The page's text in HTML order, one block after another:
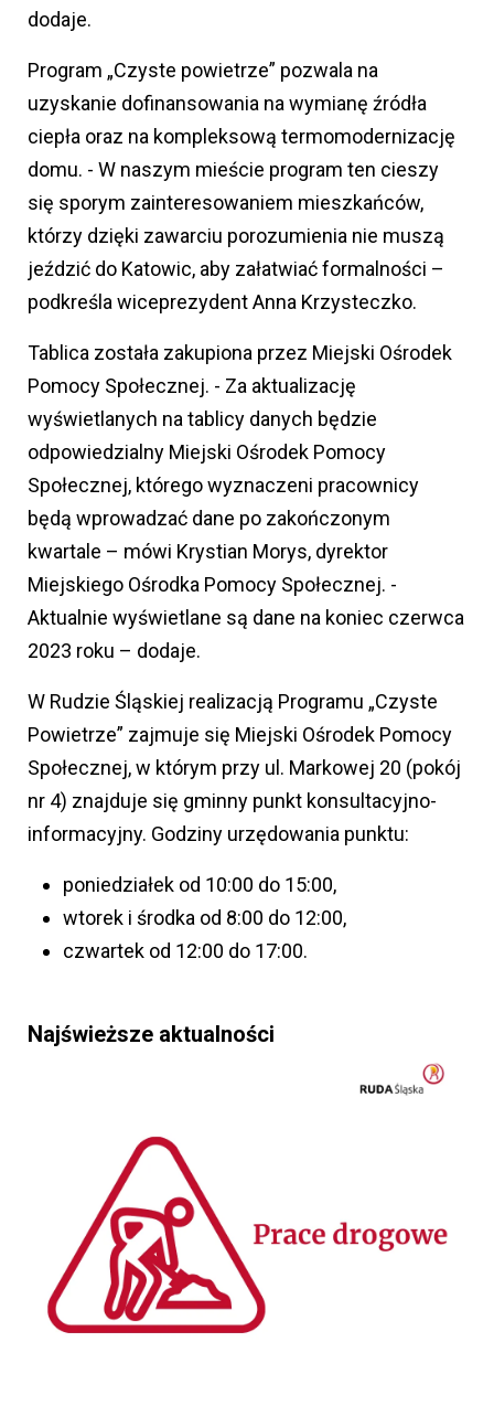
dodaje.
Program „Czyste powietrze” pozwala na
uzyskanie dofinansowania na wymianę źródła
ciepła oraz na kompleksową termomodernizację
domu. - W naszym mieście program ten cieszy
się sporym zainteresowaniem mieszkańców,
którzy dzięki zawarciu porozumienia nie muszą
jeździć do Katowic, aby załatwiać formalności –
podkreśla wiceprezydent Anna Krzysteczko.
Tablica została zakupiona przez Miejski Ośrodek
Pomocy Społecznej. - Za aktualizację
wyświetlanych na tablicy danych będzie
odpowiedzialny Miejski Ośrodek Pomocy
Społecznej, którego wyznaczeni pracownicy
będą wprowadzać dane po zakończonym
kwartale – mówi Krystian Morys, dyrektor
Miejskiego Ośrodka Pomocy Społecznej. -
Aktualnie wyświetlane są dane na koniec czerwca
2023 roku – dodaje.
W Rudzie Śląskiej realizacją Programu „Czyste
Powietrze” zajmuje się Miejski Ośrodek Pomocy
Społecznej, w którym przy ul. Markowej 20 (pokój
nr 4) znajduje się gminny punkt konsultacyjno-
informacyjny. Godziny urzędowania punktu:
poniedziałek od 10:00 do 15:00,
wtorek i środka od 8:00 do 12:00,
czwartek od 12:00 do 17:00.
Najświeższe aktualności